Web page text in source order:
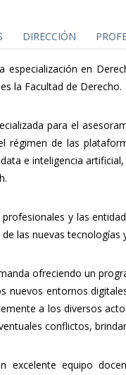
DIRECCIÓN
en
la Facultad de Derecho.
para el
régimen de las
e inteligencia
y las
las nuevas
ofreciendo un
nuevos entornos
a los diversos
conflictos,
equipo